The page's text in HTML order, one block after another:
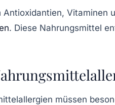
Vitaminen
. Diese Nahrungsmittel
müssen